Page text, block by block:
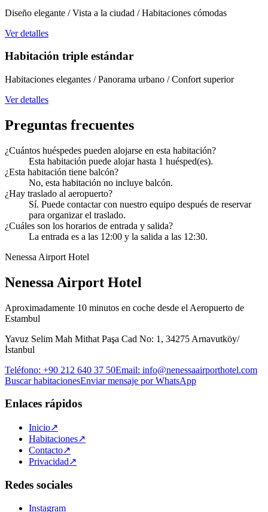
Diseño elegante / Vista a la ciudad / Habitaciones cómodas
Ver detalles
Habitación triple estándar
Habitaciones elegantes / Panorama urbano / Confort superior
Ver detalles
Preguntas frecuentes
¿Cuántos huéspedes pueden alojarse en esta habitación?
Esta habitación puede alojar hasta 1 huésped(es).
¿Esta habitación tiene balcón?
No, esta habitación no incluye balcón.
¿Hay traslado al aeropuerto?
Sí. Puede contactar con nuestro equipo después de reservar
para organizar el traslado.
¿Cuáles son los horarios de entrada y salida?
La entrada es a las 12:00 y la salida a las 12:30.
Nenessa Airport Hotel
Nenessa Airport Hotel
Aproximadamente 10 minutos en coche desde el Aeropuerto de
Estambul
Yavuz Selim Mah Mithat Paşa Cad No: 1, 34275 Arnavutköy/
İstanbul
Teléfono: +90 212 640 37 50Email: info@nenessaairporthotel.com
Buscar habitacionesEnviar mensaje por WhatsApp
Enlaces rápidos
Inicio↗
Habitaciones↗
Contacto↗
Privacidad↗
Redes sociales
Instagram